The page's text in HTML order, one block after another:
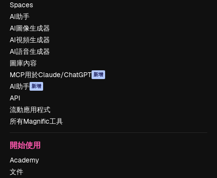
Spaces
AI助手
AI圖像生成器
AI視頻生成器
AI語音生成器
圖庫內容
MCP用於Claude/ChatGPT 新增
AI助手 新增
API
流動應用程式
所有Magnific工具
開始使用
Academy
文件